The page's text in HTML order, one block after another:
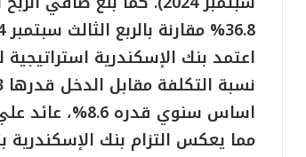
36.8% مقارنة بالربع الثالث سبتمبر 2024.
اعتمد بنك الإسكندرية
مما يعكس التزام بنك